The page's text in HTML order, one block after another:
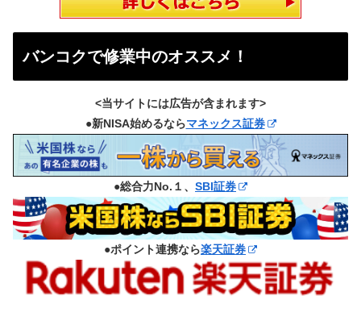
バンコクで修業中のオススメ！
<当サイトには広告が含まれます>
●新NISA始めるならマネックス証券
●総合力No.１、 SBI証券
●ポイント連携なら楽天証券